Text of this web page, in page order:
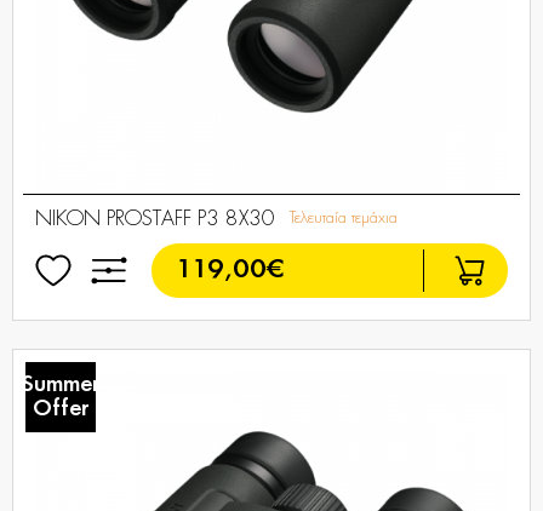
NIKON PROSTAFF P3 8X30 Τελευταία τεμάχια
119,00€
Summer
Offer